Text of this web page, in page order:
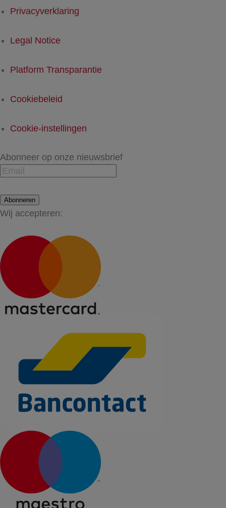
Privacyverklaring
Legal Notice
Platform Transparantie
Cookiebeleid
Cookie-instellingen
Abonneer op onze nieuwsbrief
Abonneren
Wij accepteren: